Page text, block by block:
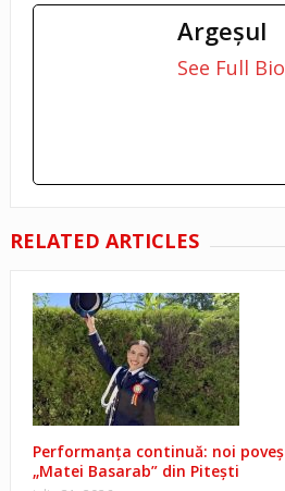
Argeşul
See Full Bio
RELATED ARTICLES
Performanța continuă: noi
„Matei Basarab” din Pitești